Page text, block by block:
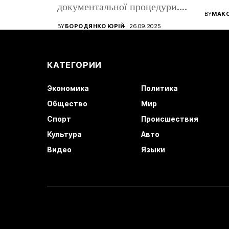
документальної процедури.
Від того, наскільки...
BYБОРОДЯНКО ЮРІЙ 26.09.2025
все
BY
КАТЕГОРИИ
Экономика
Политика
Общество
Мир
Спорт
Происшествия
Культура
Авто
Видео
Языки